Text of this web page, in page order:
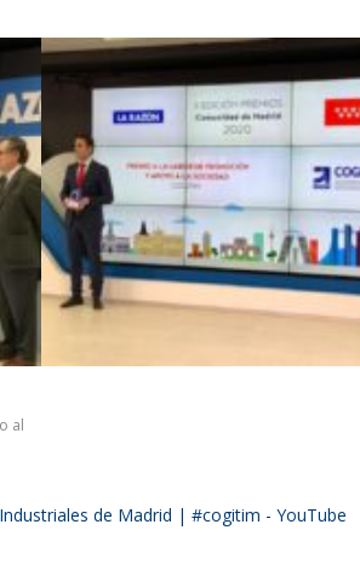
al
de Madrid | #cogitim - YouTube